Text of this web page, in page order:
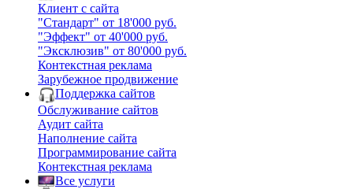
Клиент с сайта
"Стандарт" от 18'000 руб.
"Эффект" от 40'000 руб.
"Эксклюзив" от 80'000 руб.
Контекстная реклама
Зарубежное продвижение
Поддержка сайтов
Обслуживание сайтов
Аудит сайта
Наполнение сайта
Программирование сайта
Контекстная реклама
Все услуги